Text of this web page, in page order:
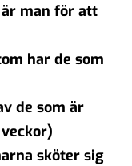
man för att
har de som
de som är
sköter sig